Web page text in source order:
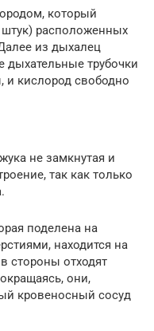
который
штук) расположенных
из дыхалец
дыхательные трубочки
и кислород свободно
не замкнутая и
так как только
поделена на
находится на
стороны отходят
они,
кровеносный сосуд